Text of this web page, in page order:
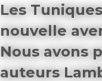
Les
nouvelle
Nous avons
auteurs